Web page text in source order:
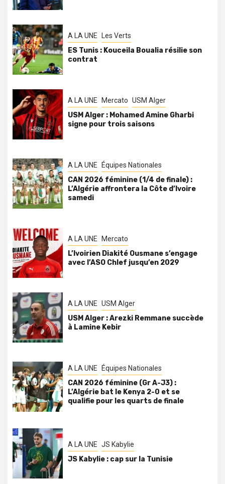
A LA UNE Les Verts
ES Tunis : Kouceila Boualia résilie son
contrat
A LA UNE Mercato USM Alger
USM Alger : Mohamed Amine Gharbi
signe pour trois saisons
A LA UNE Équipes Nationales
CAN 2026 féminine (1/4 de finale) :
L’Algérie affrontera la Côte d’Ivoire
samedi
A LA UNE Mercato
L’Ivoirien Diakité Ousmane s’engage
avec l’ASO Chlef jusqu’en 2029
A LA UNE USM Alger
USM Alger : Arezki Remmane succède
à Lamine Kebir
A LA UNE Équipes Nationales
CAN 2026 féminine (Gr A-J3) :
L’Algérie bat le Kenya 2-0 et se
qualifie pour les quarts de finale
A LA UNE JS Kabylie
JS Kabylie : cap sur la Tunisie